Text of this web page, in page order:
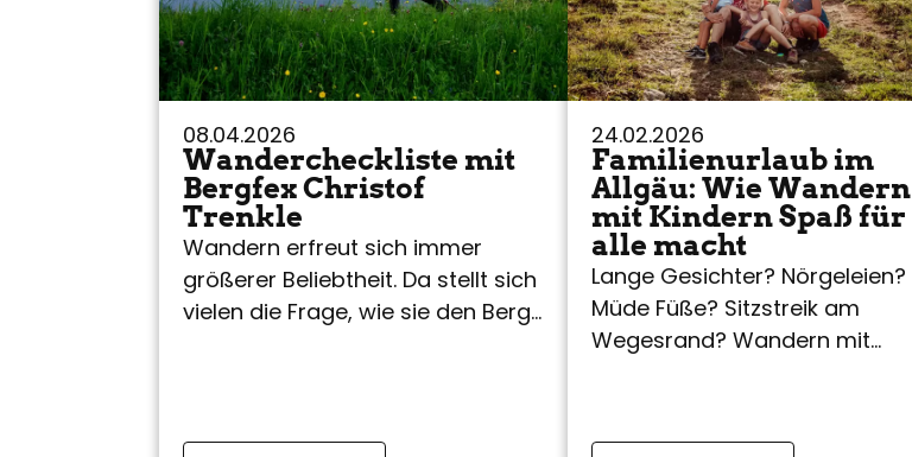
08.04.2026
Wandercheckliste mit
Bergfex Christof
Trenkle
Wandern erfreut sich immer
größerer Beliebtheit. Da stellt sich
vielen die Frage, wie sie den Berg
24.02.2026
Familienurlaub im
Allgäu: Wie Wandern
mit Kindern Spaß für
alle macht
Lange Gesichter? Nörgeleien?
Müde Füße? Sitzstreik am
Wegesrand? Wandern mit